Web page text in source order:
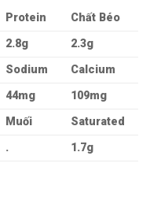
Protein
Chất Béo
2.8g
2.3g
Sodium
Calcium
44mg
109mg
Muối
Saturated
. 1.7g